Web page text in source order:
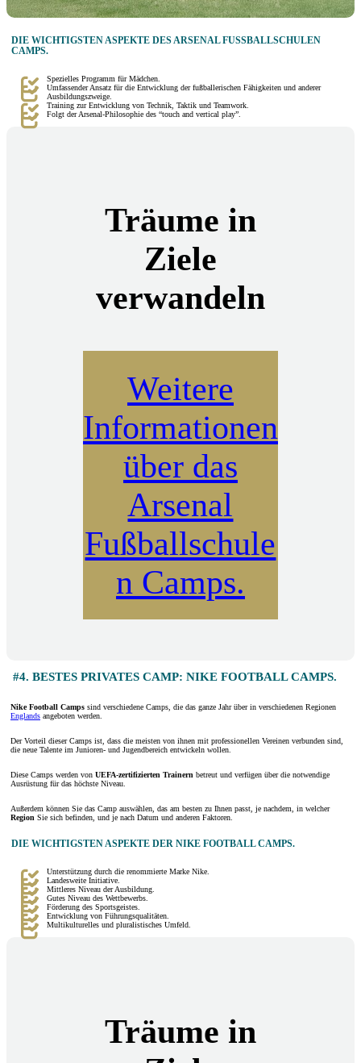
DIE WICHTIGSTEN ASPEKTE DES ARSENAL FUSSBALLSCHULEN C
AMPS.
Spezielles Programm für Mädchen.
Umfassender Ansatz für die Entwicklung der fußballerischen Fähigkeiten und anderer
Ausbildungszweige.
Training zur Entwicklung von Technik, Taktik und Teamwork.
Folgt der Arsenal-Philosophie des “touch and vertical play”.
Träume in
Ziele
verwandeln
Weitere
Informationen
über das
Arsenal
Fußballschule
n Camps.
#4. BESTES PRIVATES CAMP: NIKE FOOTBALL CAMPS.
Nike Football Camps sind verschiedene Camps, die das ganze Jahr über in verschiedenen Regionen
Englands angeboten werden.
Der Vorteil dieser Camps ist, dass die meisten von ihnen mit professionellen Vereinen verbunden sind,
die neue Talente im Junioren- und Jugendbereich entwickeln wollen.
Diese Camps werden von UEFA-zertifizierten Trainern betreut und verfügen über die notwendige
Ausrüstung für das höchste Niveau.
Außerdem können Sie das Camp auswählen, das am besten zu Ihnen passt, je nachdem, in welcher
Region Sie sich befinden, und je nach Datum und anderen Faktoren.
DIE WICHTIGSTEN ASPEKTE DER NIKE FOOTBALL CAMPS.
Unterstützung durch die renommierte Marke Nike.
Landesweite Initiative.
Mittleres Niveau der Ausbildung.
Gutes Niveau des Wettbewerbs.
Förderung des Sportsgeistes.
Entwicklung von Führungsqualitäten.
Multikulturelles und pluralistisches Umfeld.
Träume in